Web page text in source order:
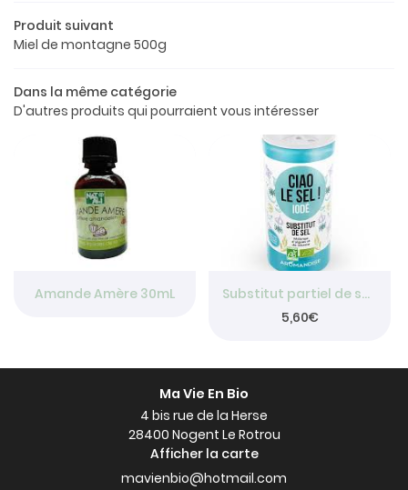
boutique
produits
Avis
Contact
Restez
INSCRIPTION
Rejoignez-
Produit suivant
Miel de montagne 500g
Dans la même catégorie
D'autres produits qui pourraient vous intéresser
Amande Amère 30mL
Substitut partiel de sel 70g
5,60€
Ma Vie En Bio
4 bis rue de la Herse
28400 Nogent Le Rotrou
Afficher la carte